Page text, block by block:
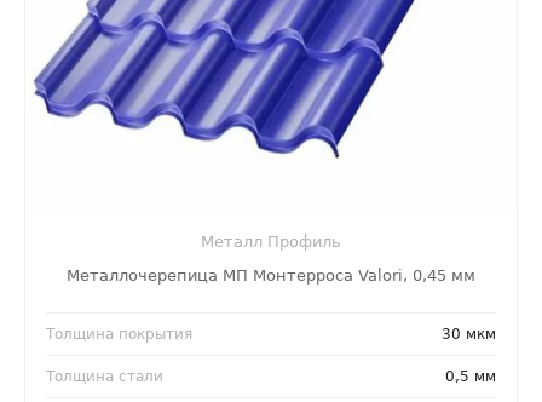
Металл Профиль
Металлочерепица МП Монтерроса Valori, 0,45 мм
Толщина покрытия 30 мкм
Толщина стали 0,5 мм